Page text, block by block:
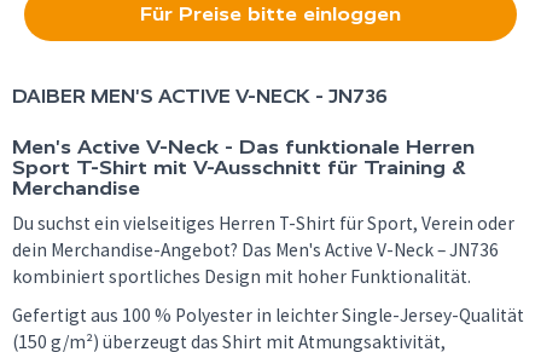
Für Preise bitte einloggen
DAIBER MEN'S ACTIVE V-NECK - JN736
Men's Active V-Neck - Das funktionale Herren
Sport T-Shirt mit V-Ausschnitt für Training &
Merchandise
Du suchst ein vielseitiges Herren T-Shirt für Sport, Verein oder
dein Merchandise-Angebot? Das Men's Active V-Neck – JN736
kombiniert sportliches Design mit hoher Funktionalität.
Gefertigt aus 100 % Polyester in leichter Single-Jersey-Qualität
(150 g/m²) überzeugt das Shirt mit Atmungsaktivität,